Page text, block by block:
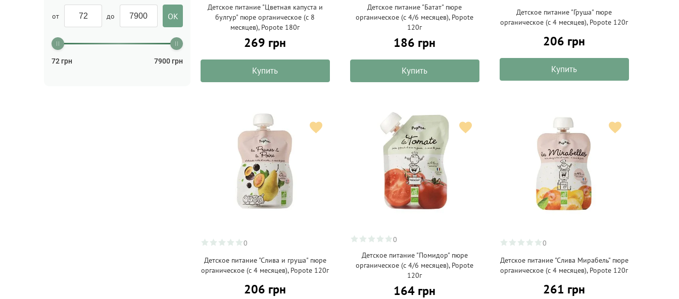
Korko
от до
72 грн 7900 грн
Детское питание "Цветная капуста и
булгур" пюре органическое (с 8
месяцев), Popote 180г
269 грн
Купить
Детское питание "Батат" пюре
органическое (с 4/6 месяцев), Popote
120г
186 грн
Купить
Детское питание "Груша" пюре
органическое (с 4 месяцев), Popote 120г
206 грн
Купить
0
Детское питание "Слива и груша" пюре
органическое (с 4 месяцев), Popote 120г
206 грн
0
Детское питание "Помидор" пюре
органическое (с 4/6 месяцев), Popote
120г
164 грн
0
Детское питание "Слива Мирабель" пюре
органическое (с 4 месяцев), Popote 120г
261 грн